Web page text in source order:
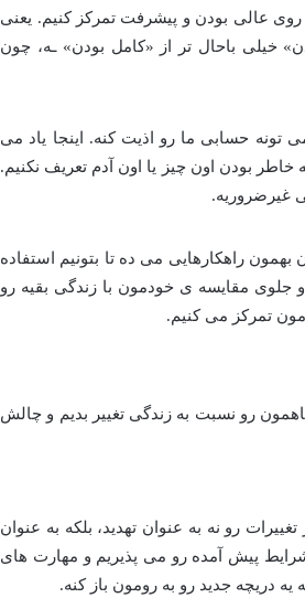
عالی بودن و پیشرفت تمرکز کنیم. یعنی
خیلی باحال تر از «کامل بودن» ـه، چون
تونه حسابی ما رو اذیت کنه. اینجا یاد می
بودن اون چیز یا اون آدم تعریف نکنیم.
غیرضروریه.
راهکارهایی می ده تا بتونیم استفاده
جلوی مقایسه ی خودمون با زندگی بقیه رو
تمرکز می کنیم.
رو نسبت به زندگی تغییر بدیم و چالش
رو نه به عنوان تهدید، بلکه به عنوان
شرایط پیش آمده رو می پذیریم و مهارت های
دریچه جدید رو به رومون باز کنه.